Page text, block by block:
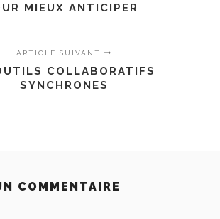
MIEUX ANTICIPER
ARTICLE SUIVANT
COLLABORATIFS
SYNCHRONES
COMMENTAIRE